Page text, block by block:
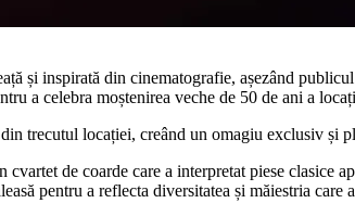
și inspirată din cinematografie, așezând
a celebra moștenirea veche de 50 de ani a
trecutul locației, creând un omagiu exclusiv și
de coarde care a interpretat piese clasice
pentru a reflecta diversitatea și măiestria